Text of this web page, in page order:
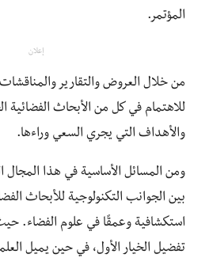
المؤتمر.
إعلان
من خلال العروض والتقارير
للاهتمام في كل من الأبحاث الفضائية
والأهداف التي يجري السعي وراءها.
ومن المسائل الأساسية في هذا المجال
بين الجوانب التكنولوجية للأبحاث
استكشافية وعمقًا في علوم الفضاء.
تفضيل الخيار الأول، في حين يميل